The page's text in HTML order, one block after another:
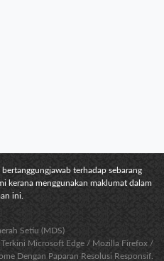
terhadap sebarang
kerana menggunakan maklumat dalam
ini.
Setiu (MDS)
Terkini Microsoft Edge / Mozilla Firefox /
Dengan Paparan Resolusi Responsif.